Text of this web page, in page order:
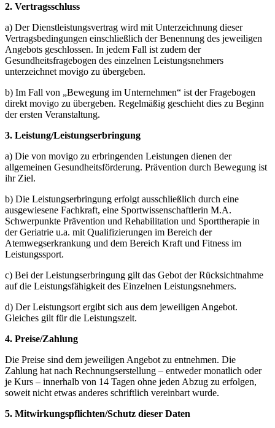
2. Vertragsschluss
a) Der Dienstleistungsvertrag wird mit Unterzeichnung dieser
Vertragsbedingungen einschließlich der Benennung des jeweiligen
Angebots geschlossen. In jedem Fall ist zudem der
Gesundheitsfragebogen des einzelnen Leistungsnehmers
unterzeichnet movigo zu übergeben.
b) Im Fall von „Bewegung im Unternehmen“ ist der Fragebogen
direkt movigo zu übergeben. Regelmäßig geschieht dies zu Beginn
der ersten Veranstaltung.
3. Leistung/Leistungserbringung
a) Die von movigo zu erbringenden Leistungen dienen der
allgemeinen Gesundheitsförderung. Prävention durch Bewegung ist
ihr Ziel.
b) Die Leistungserbringung erfolgt ausschließlich durch eine
ausgewiesene Fachkraft, eine Sportwissenschaftlerin M.A.
Schwerpunkte Prävention und Rehabilitation und Sporttherapie in
der Geriatrie u.a. mit Qualifizierungen im Bereich der
Atemwegserkrankung und dem Bereich Kraft und Fitness im
Leistungssport.
c) Bei der Leistungserbringung gilt das Gebot der Rücksichtnahme
auf die Leistungsfähigkeit des Einzelnen Leistungsnehmers.
d) Der Leistungsort ergibt sich aus dem jeweiligen Angebot.
Gleiches gilt für die Leistungszeit.
4. Preise/Zahlung
Die Preise sind dem jeweiligen Angebot zu entnehmen. Die
Zahlung hat nach Rechnungserstellung – entweder monatlich oder
je Kurs – innerhalb von 14 Tagen ohne jeden Abzug zu erfolgen,
soweit nicht etwas anderes schriftlich vereinbart wurde.
5. Mitwirkungspflichten/Schutz dieser Daten